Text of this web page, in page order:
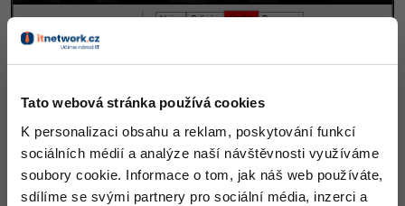
Tato webová stránka používá cookies
K personalizaci obsahu a reklam, poskytování funkcí
sociálních médií a analýze naší návštěvnosti využíváme
soubory cookie. Informace o tom, jak náš web používáte,
sdílíme se svými partnery pro sociální média, inzerci a